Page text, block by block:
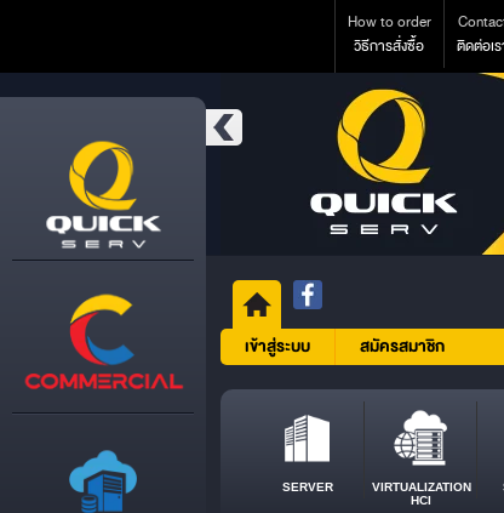
How to order
วิธีการสั่งซื้อ
ติดต่อเ
เข้าสู่ระบบ สมัครสมาชิก
SERVER
VIRTUALIZATION
HCI